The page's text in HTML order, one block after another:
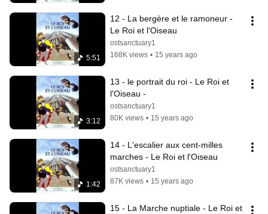
5:51
12 - La bergère et le ramoneur -
Le Roi et l'Oiseau
ostsanctuary1
168K views • 15 years ago
3:12
13 - le portrait du roi - Le Roi et
l'Oiseau -
ostsanctuary1
80K views • 15 years ago
1:42
14 - L'escalier aux cent-milles
marches - Le Roi et l'Oiseau
ostsanctuary1
87K views • 15 years ago
15 - La Marche nuptiale - Le Roi et